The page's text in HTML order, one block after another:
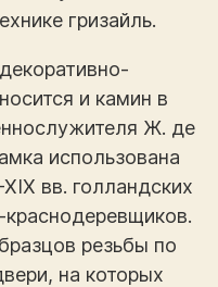
гризайль.
и камин в
Ж. де
использована
вв. голландских
краснодеревщиков.
резьбы по
на которых